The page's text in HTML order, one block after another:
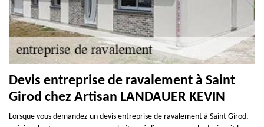
Devis entreprise de ravalement à Saint
Girod chez Artisan LANDAUER KEVIN
Lorsque vous demandez un devis entreprise de ravalement à Saint Girod,